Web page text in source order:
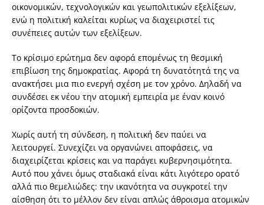
οικονομικών, τεχνολογικών και γεωπολιτικών εξελίξεων,
ενώ η πολιτική καλείται κυρίως να διαχειριστεί τις
συνέπειες αυτών των εξελίξεων.
Το κρίσιμο ερώτημα δεν αφορά επομένως τη θεσμική
επιβίωση της δημοκρατίας. Αφορά τη δυνατότητά της να
ανακτήσει μια πιο ενεργή σχέση με τον χρόνο. Δηλαδή να
συνδέσει εκ νέου την ατομική εμπειρία με έναν κοινό
ορίζοντα προσδοκιών.
Χωρίς αυτή τη σύνδεση, η πολιτική δεν παύει να
λειτουργεί. Συνεχίζει να οργανώνει αποφάσεις, να
διαχειρίζεται κρίσεις και να παράγει κυβερνησιμότητα.
Αυτό που χάνει όμως σταδιακά είναι κάτι λιγότερο ορατό
αλλά πιο θεμελιώδες: την ικανότητα να συγκροτεί την
αίσθηση ότι το μέλλον δεν είναι απλώς άθροισμα ατομικών